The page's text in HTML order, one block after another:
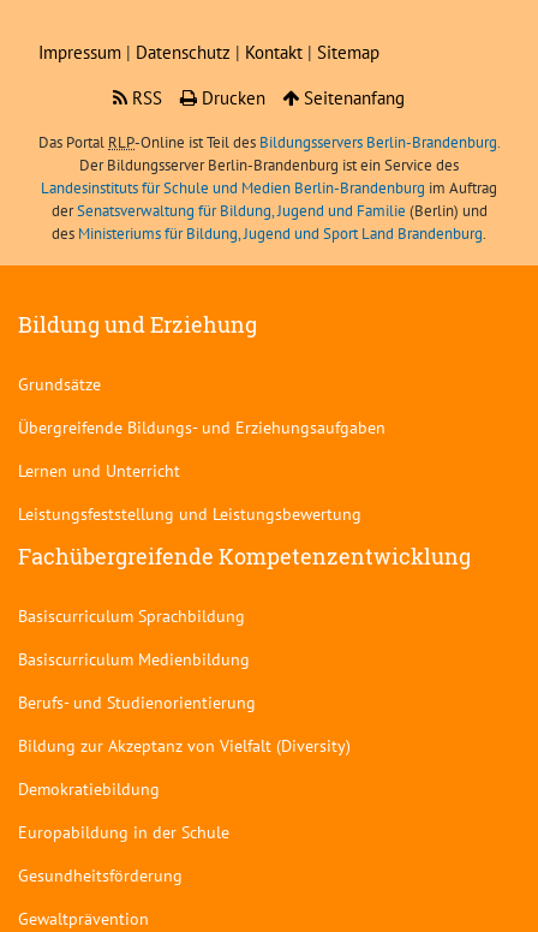
Impressum | Datenschutz | Kontakt | Sitemap
RSS
Drucken Seitenanfang
Das Portal RLP-Online ist Teil des Bildungsservers Berlin-Brandenburg.
Der Bildungsserver Berlin-Brandenburg ist ein Service des
Landesinstituts für Schule und Medien Berlin-Brandenburg im Auftrag
derSenatsverwaltung für Bildung, Jugend und Familie (Berlin) und
des Ministeriums für Bildung, Jugend und Sport Land Brandenburg.
Bildung und Erziehung
Grundsätze
Übergreifende Bildungs- und Erziehungsaufgaben
Lernen und Unterricht
Leistungsfeststellung und Leistungsbewertung
Fachübergreifende Kompetenzentwicklung
Basiscurriculum Sprachbildung
Basiscurriculum Medienbildung
Berufs- und Studienorientierung
Bildung zur Akzeptanz von Vielfalt (Diversity)
Demokratiebildung
Europabildung in der Schule
Gesundheitsförderung
Gewaltprävention